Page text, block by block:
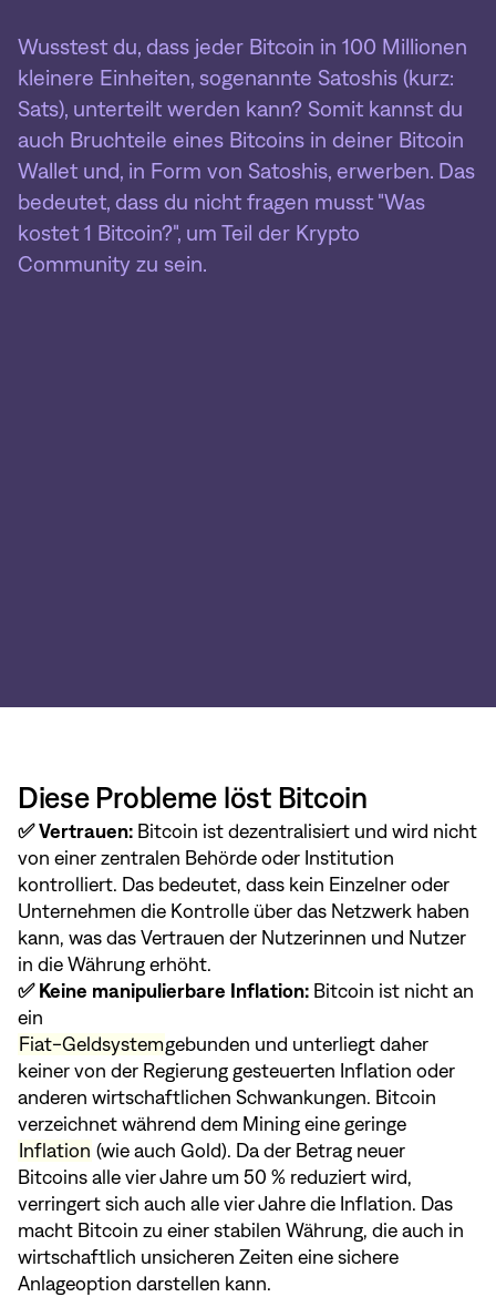
Wusstest du, dass jeder Bitcoin in 100 Millionen
kleinere Einheiten, sogenannte Satoshis (kurz:
Sats), unterteilt werden kann? Somit kannst du
auch Bruchteile eines Bitcoins in deiner Bitcoin
Wallet und, in Form von Satoshis, erwerben. Das
bedeutet, dass du nicht fragen musst "Was
kostet 1 Bitcoin?", um Teil der Krypto
Community zu sein.
Diese Probleme löst Bitcoin
✅ Vertrauen: Bitcoin ist dezentralisiert und wird nicht
von einer zentralen Behörde oder Institution
kontrolliert. Das bedeutet, dass kein Einzelner oder
Unternehmen die Kontrolle über das Netzwerk haben
kann, was das Vertrauen der Nutzerinnen und Nutzer
in die Währung erhöht.
✅ Keine manipulierbare Inflation: Bitcoin ist nicht an
ein
Fiat-Geldsystemgebunden und unterliegt daher
keiner von der Regierung gesteuerten Inflation oder
anderen wirtschaftlichen Schwankungen. Bitcoin
verzeichnet während dem Mining eine geringe
Inflation (wie auch Gold). Da der Betrag neuer
Bitcoins alle vier Jahre um 50 % reduziert wird,
verringert sich auch alle vier Jahre die Inflation. Das
macht Bitcoin zu einer stabilen Währung, die auch in
wirtschaftlich unsicheren Zeiten eine sichere
Anlageoption darstellen kann.